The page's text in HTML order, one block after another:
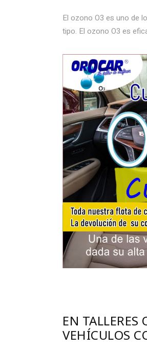
El ozono O3 es uno de
tipo. El ozono O3 es
EN TALLERES
VEHÍCULOS